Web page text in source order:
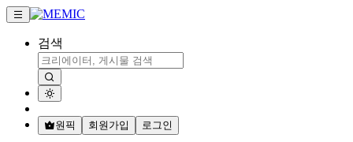
검색
원픽 회원가입 로그인